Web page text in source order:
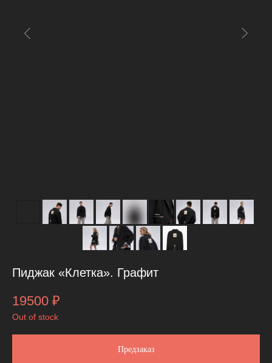
Пиджак «Клетка». Графит
19500 ₽
Out of stock
Предзаказ